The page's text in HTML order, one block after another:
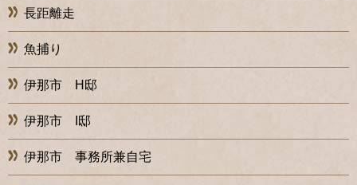
長距離走
魚捕り
伊那市 H邸
伊那市 I邸
伊那市 事務所兼自宅